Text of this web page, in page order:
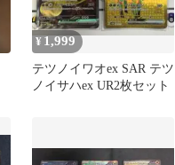
¥ 1,999
テツノイワオex SAR テツ
ノイサハex UR2枚セット